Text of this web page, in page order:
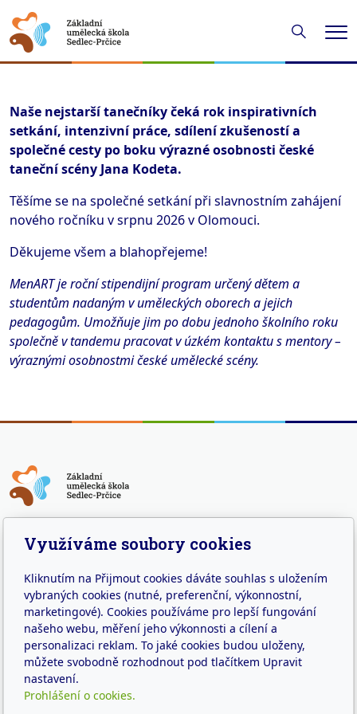
Hledání
Naše nejstarší tanečníky čeká rok inspirativních
setkání, intenzivní práce, sdílení zkušeností a
společné cesty po boku výrazné osobnosti české
taneční scény Jana Kodeta.
Těšíme se na společné setkání při slavnostním zahájení
nového ročníku v srpnu 2026 v Olomouci.
Děkujeme všem a blahopřejeme!
MenART je roční stipendijní program určený dětem a
studentům nadaným v uměleckých oborech a jejich
pedagogům. Umožňuje jim po dobu jednoho školního roku
společně v tandemu pracovat v úzkém kontaktu s mentory –
výraznými osobnostmi české umělecké scény.
Náměstí 7. května 59
Sedlec – Prčice
257 91
Kontakt
info@zussedlec.cz
Využíváme soubory cookies
Kliknutím na Přijmout cookies dáváte souhlas s uložením
vybraných cookies (nutné, preferenční, výkonnostní,
marketingové). Cookies používáme pro lepší fungování
našeho webu, měření jeho výkonnosti a cílení a
personalizaci reklam. To jaké cookies budou uloženy,
můžete svobodně rozhodnout pod tlačítkem Upravit
nastavení.
Prohlášení o cookies.